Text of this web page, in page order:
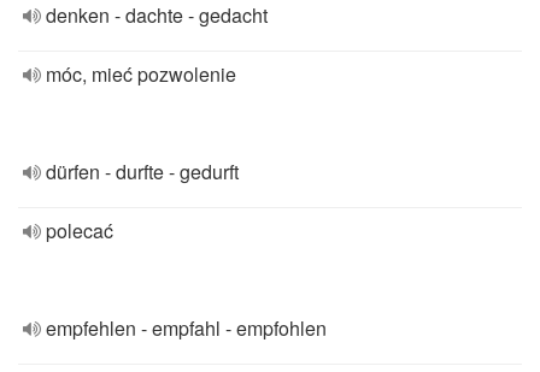
denken - dachte - gedacht
móc, mieć pozwolenie
dürfen - durfte - gedurft
polecać
empfehlen - empfahl - empfohlen